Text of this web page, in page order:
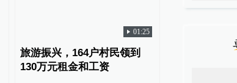
01:25
旅游振兴，164户村民领到
130万元租金和工资